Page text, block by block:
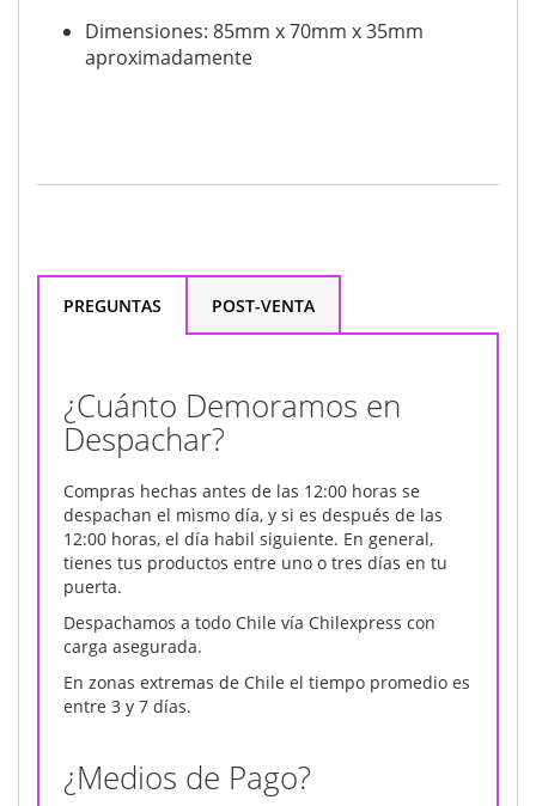
Dimensiones: 85mm x 70mm x 35mm
aproximadamente
PREGUNTAS POST-VENTA
¿Cuánto Demoramos en
Despachar?
Compras hechas antes de las 12:00 horas se
despachan el mismo día, y si es después de las
12:00 horas, el día habil siguiente. En general,
tienes tus productos entre uno o tres días en tu
puerta.
Despachamos a todo Chile vía Chilexpress con
carga asegurada.
En zonas extremas de Chile el tiempo promedio es
entre 3 y 7 días.
¿Medios de Pago?